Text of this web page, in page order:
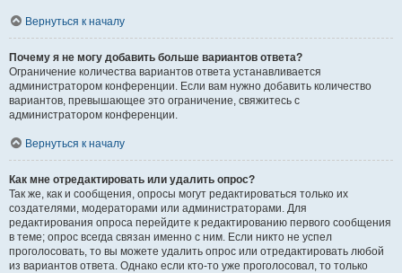
Вернуться к началу
Почему я не могу добавить больше вариантов ответа?
Ограничение количества вариантов ответа устанавливается
администратором конференции. Если вам нужно добавить количество
вариантов, превышающее это ограничение, свяжитесь с
администратором конференции.
Вернуться к началу
Как мне отредактировать или удалить опрос?
Так же, как и сообщения, опросы могут редактироваться только их
создателями, модераторами или администраторами. Для
редактирования опроса перейдите к редактированию первого сообщения
в теме; опрос всегда связан именно с ним. Если никто не успел
проголосовать, то вы можете удалить опрос или отредактировать любой
из вариантов ответа. Однако если кто-то уже проголосовал, то только